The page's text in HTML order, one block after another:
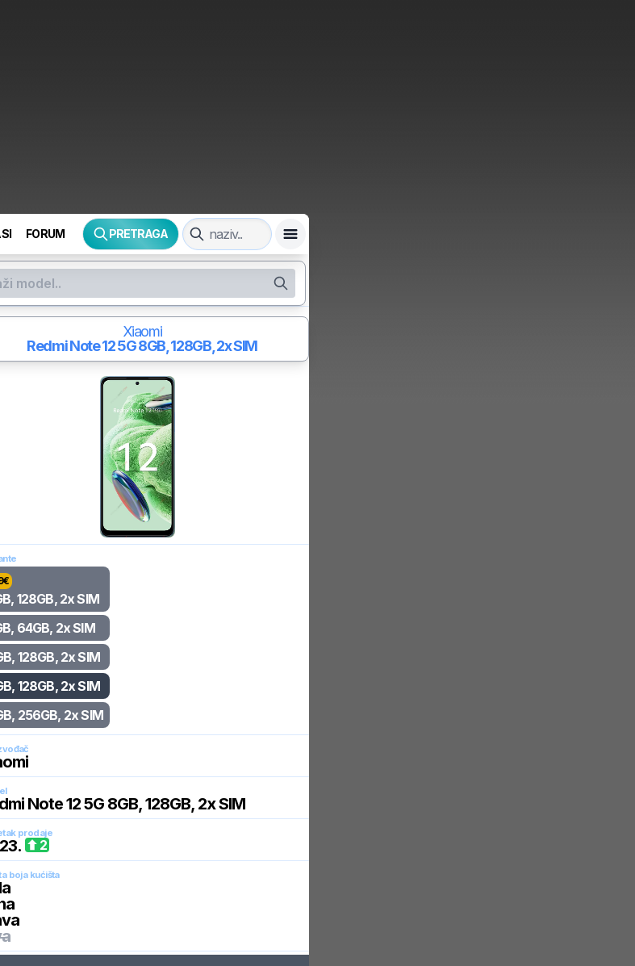
FORUM PRETRAGA
Xiaomi
Redmi Note 12 5G8GB, 128GB, 2x SIM
€
128GB, 2x SIM
64GB, 2x SIM
128GB, 2x SIM
128GB, 2x SIM
256GB, 2x SIM
Note 12 5G 8GB, 128GB, 2x SIM
prodaje
. 2
boja kućišta